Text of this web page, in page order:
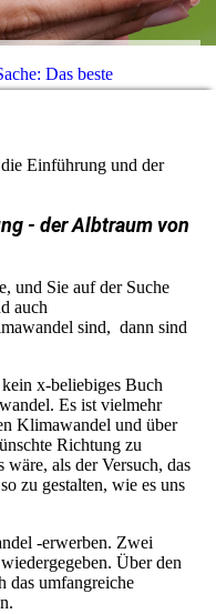
Das beste
Einführung und der
- der Albtraum von
und Sie auf der Suche
auch
sind, dann sind
x-beliebiges Buch
Es ist vielmehr
Klimawandel und über
Richtung zu
wäre, als der Versuch, das
zu gestalten, wie es uns
-erwerben. Zwei
Über den
das umfangreiche